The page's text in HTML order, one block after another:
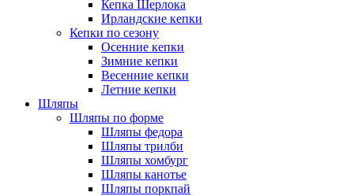
Кепка Шерлока
Ирландские кепки
Кепки по сезону
Осенние кепки
Зимние кепки
Весенние кепки
Летние кепки
Шляпы
Шляпы по форме
Шляпы федора
Шляпы трилби
Шляпы хомбург
Шляпы канотье
Шляпы поркпай